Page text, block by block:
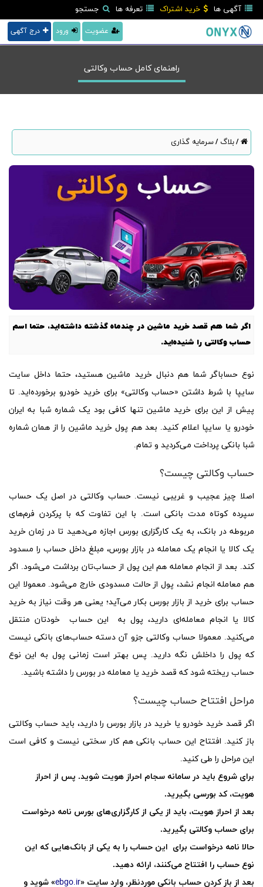
آگهی ها خرید اشتراک تعرفه ها جستجو
درج آگهی ورود عضویت
راهنمای کامل حساب وکالتی
/بلاگ/سرمایه گذاری
اگر شما هم قصد خرید ماشین در چندماه گذشته داشته‌اید، حتما اسم
حساب وکالتی را شنیده‌اید.
نوع حساباگر شما هم دنبال خرید ماشین هستید، حتما داخل سایت
سایپا با شرط داشتن «حساب وکالتی» برای خرید خودرو برخورده‌اید. تا
پیش از این برای خرید ماشین تنها کافی بود یک شماره شبا به ایران
خودرو یا سایپا اعلام کنید. بعد هم پول خرید ماشین را از همان شماره
شبا بانکی پرداخت می‌کردید و تمام.
حساب وکالتی چیست؟
اصلا چیز عجیب و غریبی نیست. حساب وکالتی در اصل یک حساب
سپرده کوتاه مدت بانکی است. با این تفاوت که با پرکردن فرم‌های
مربوطه در بانک، به یک کارگزاری بورس اجازه می‌دهید تا در زمان خرید
یک کالا یا انجام یک معامله در بازار بورس، مبلغ داخل حساب را مسدود
کند. بعد از انجام معامله هم این پول از حساب‌تان برداشت می‌شود. اگر
هم معامله انجام نشد، پول از حالت مسدودی خارج می‌شود. معمولا این
حساب برای خرید از بازار بورس بکار می‌آید؛ یعنی هر وقت نیاز به خرید
کالا یا انجام معامله‌ای دارید، پول به این حساب خودتان منتقل
می‌کنید. معمولا حساب وکالتی جزو آن دسته حساب‌های بانکی نیست
که پول را داخلش نگه دارید. پس بهتر است زمانی پول به این نوع
حساب ریخته ‌شود که قصد خرید یا معامله در بورس را داشته باشید.
مراحل افتتاح حساب چیست؟
اگر قصد خرید خودرو یا خرید در بازار بورس را دارید، باید حساب وکالتی
باز کنید. افتتاح این حساب بانکی هم کار سختی نیست و کافی است
این مراحل را طی کنید.
برای شروع باید در سامانه سجام احراز هویت شوید. پس از احراز
هویت، کد بورسی بگیرید.
بعد از احراز هویت، باید از یکی از کارگزاری‌های بورس نامه درخواست
برای حساب وکالتی بگیرید.
حالا نامه درخواست برای این حساب را به یکی از بانک‌هایی که این
نوع حساب را افتتاح می‌کنند، ارائه دهید.
بعد از باز کردن حساب بانکی موردنظر، وارد سایت «ebgo.ir» شوید و